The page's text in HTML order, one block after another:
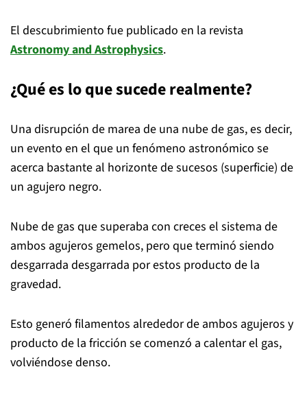
El descubrimiento fue publicado en la revista
Astronomy and Astrophysics.
¿Qué es lo que sucede realmente?
Una disrupción de marea de una nube de gas, es decir,
un evento en el que un fenómeno astronómico se
acerca bastante al horizonte de sucesos (superficie) de
un agujero negro.
Nube de gas que superaba con creces el sistema de
ambos agujeros gemelos, pero que terminó siendo
desgarrada desgarrada por estos producto de la
gravedad.
Esto generó filamentos alrededor de ambos agujeros y
producto de la fricción se comenzó a calentar el gas,
volviéndose denso.